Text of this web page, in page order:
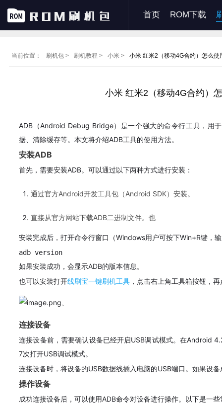
首页 ROM下载
当前位置： 刷机包 > 刷机教程 > 小米 > 小米 红米2（移动4G合约）怎么
小米 红米2（移动4G合约）
ADB（Android Debug Bridge）是一个强大的命令行工具，用
据、清除缓存等。本文将介绍ADB工具的使用方法。
安装ADB
首先，需要安装ADB。可以通过以下两种方式进行安装：
通过官方Android开发工具包（Android SDK）安装。
直接从官方网站下载ADB二进制文件。也
安装完成后，打开命令行窗口（Windows用户可按下Win+R键，
adb version
如果安装成功，会显示ADB的版本信息。
也可以安装打开线刷宝一键刷机工具 ，点击右上角工具箱按钮，
、
连接设备
连接设备前，需要确认设备已经开启USB调试模式。在Android
7次打开USB调试模式。
连接设备时，将设备的USB数据线插入电脑的USB端口。如果设
操作设备
成功连接设备后，可以使用ADB命令对设备进行操作。以下是一